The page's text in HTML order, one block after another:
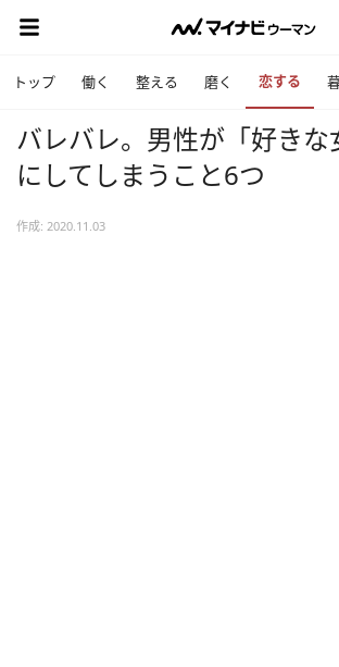
トップ 働く 整える 磨く 恋する
バレバレ。男性が「好きな
にしてしまうこと6つ
作成: 2020.11.03